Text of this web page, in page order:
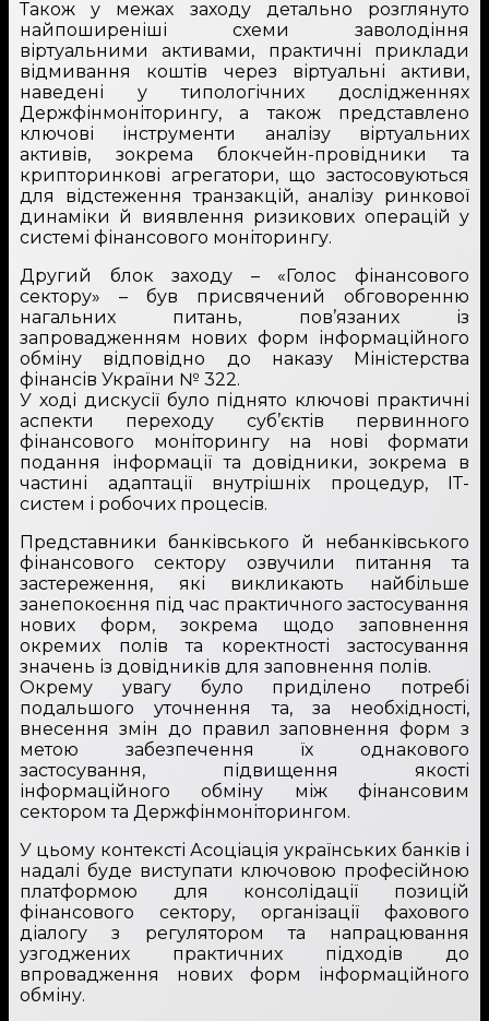
Також у межах заходу детально розглянуто
найпоширеніші схеми заволодіння
віртуальними активами, практичні приклади
відмивання коштів через віртуальні активи,
наведені у типологічних дослідженнях
Держфінмоніторингу, а також представлено
ключові інструменти аналізу віртуальних
активів, зокрема блокчейн-провідники та
крипторинкові агрегатори, що застосовуються
для відстеження транзакцій, аналізу ринкової
динаміки й виявлення ризикових операцій у
системі фінансового моніторингу.
Другий блок заходу – «Голос фінансового
сектору» – був присвячений обговоренню
нагальних питань, пов’язаних із
запровадженням нових форм інформаційного
обміну відповідно до наказу Міністерства
фінансів України № 322.
У ході дискусії було піднято ключові практичні
аспекти переходу суб’єктів первинного
фінансового моніторингу на нові формати
подання інформації та довідники, зокрема в
частині адаптації внутрішніх процедур, ІТ-
систем і робочих процесів.
Представники банківського й небанківського
фінансового сектору озвучили питання та
застереження, які викликають найбільше
занепокоєння під час практичного застосування
нових форм, зокрема щодо заповнення
окремих полів та коректності застосування
значень із довідників для заповнення полів.
Окрему увагу було приділено потребі
подальшого уточнення та, за необхідності,
внесення змін до правил заповнення форм з
метою забезпечення їх однакового
застосування, підвищення якості
інформаційного обміну між фінансовим
сектором та Держфінмоніторингом.
У цьому контексті Асоціація українських банків і
надалі буде виступати ключовою професійною
платформою для консолідації позицій
фінансового сектору, організації фахового
діалогу з регулятором та напрацювання
узгоджених практичних підходів до
впровадження нових форм інформаційного
обміну.